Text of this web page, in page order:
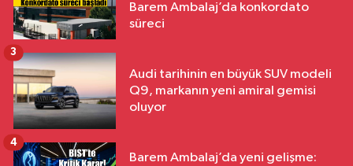
Barem Ambalaj’da konkordato
süreci
Audi tarihinin en büyük SUV modeli
Q9, markanın yeni amiral gemisi
oluyor
3
Barem Ambalaj’da yeni gelişme:
4